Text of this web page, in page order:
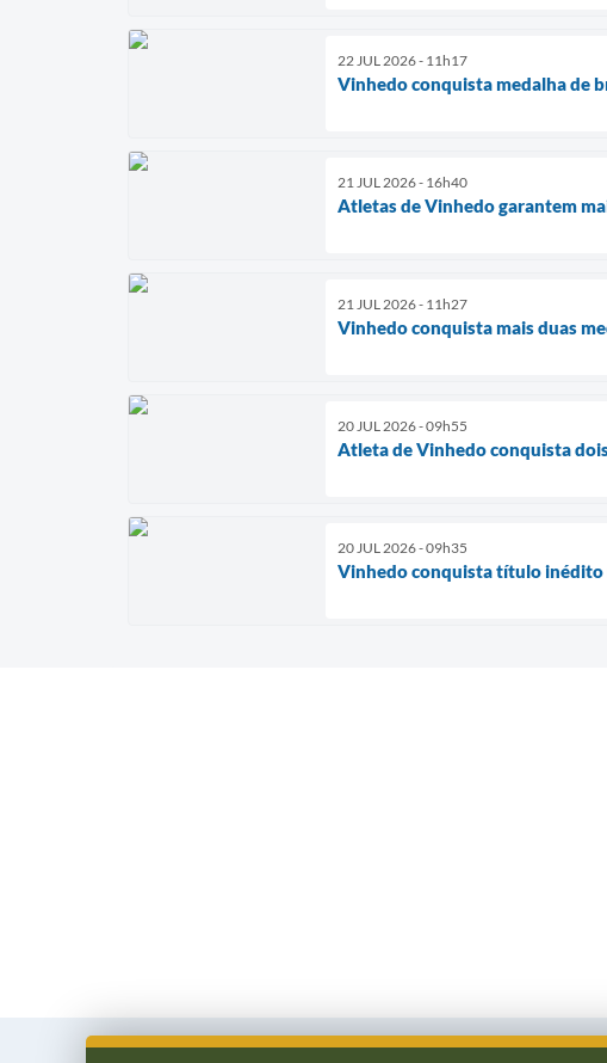
22 JUL 2026 - 11h17
Vinhedo conquista medalha de
21 JUL 2026 - 16h40
Atletas de Vinhedo garantem
21 JUL 2026 - 11h27
Vinhedo conquista mais duas
20 JUL 2026 - 09h55
Atleta de Vinhedo conquista
20 JUL 2026 - 09h35
Vinhedo conquista título inédito